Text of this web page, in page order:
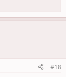
#18